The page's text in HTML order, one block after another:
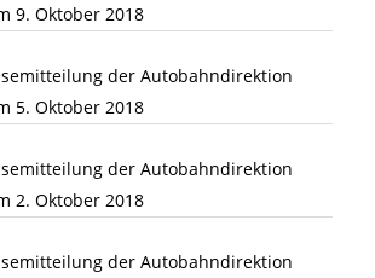
9. Oktober 2018
der Autobahndirektion
5. Oktober 2018
der Autobahndirektion
2. Oktober 2018
der Autobahndirektion